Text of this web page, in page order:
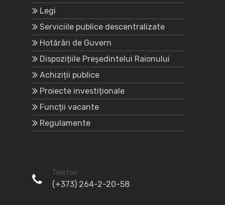
Legi
Serviciile publice descentralizate
Hotărâri de Guvern
Dispozițiile Președintelui Raionului
Achiziții publice
Proiecte investiționale
Funcții vacante
Regulamente
Telefon
(+373) 264-2-20-58